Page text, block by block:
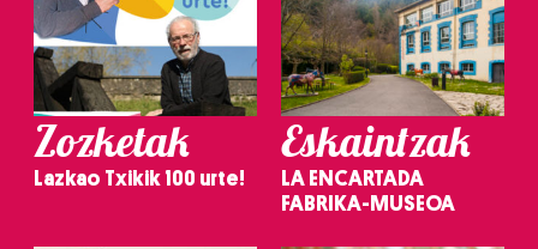
Zozketak
Lazkao Txikik 100 urte!
Eskaintzak
LA ENCARTADA
FABRIKA-MUSEOA